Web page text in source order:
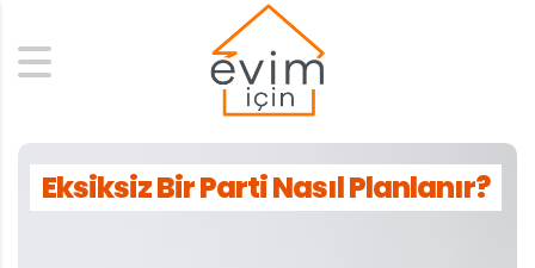
Search
Eksiksiz Bir Parti Nasıl Planlanır?